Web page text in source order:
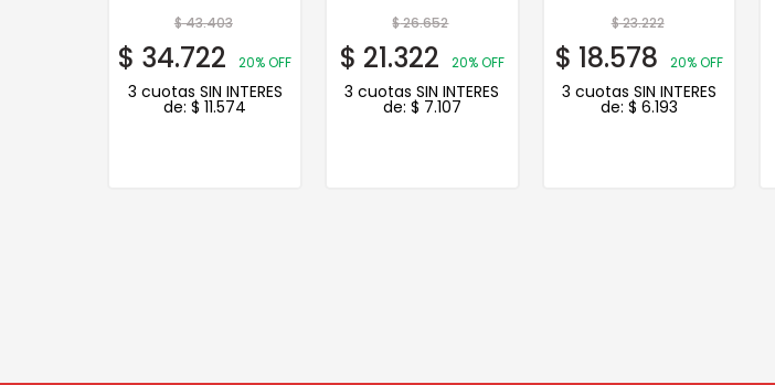
$43.403
$ 34.722 20% OFF
3 cuotas SIN INTERES
de:$ 11.574
$26.652
$ 21.322 20% OFF
3 cuotas SIN INTERES
de: $ 7.107
$23.222
$ 18.578 20% OFF
3 cuotas SIN INTERES
de: $ 6.193